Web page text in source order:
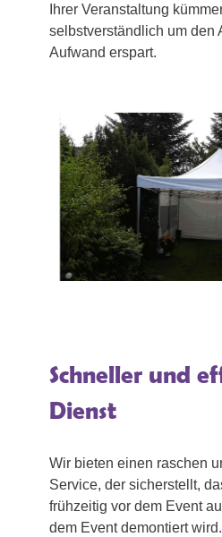
Ihrer Veranstaltung
selbstverständlich um den
Aufwand erspart.
Schneller und
Dienst
Wir bieten einen raschen
Service, der sicherstellt,
frühzeitig vor dem Event
dem Event demontiert